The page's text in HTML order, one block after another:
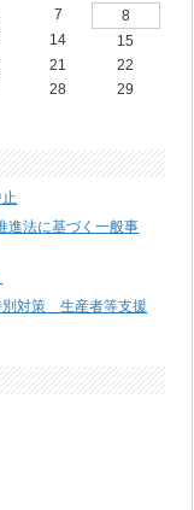
7
8
14
15
21
22
28
29
法に基づく一般事
対策 生産者等支援